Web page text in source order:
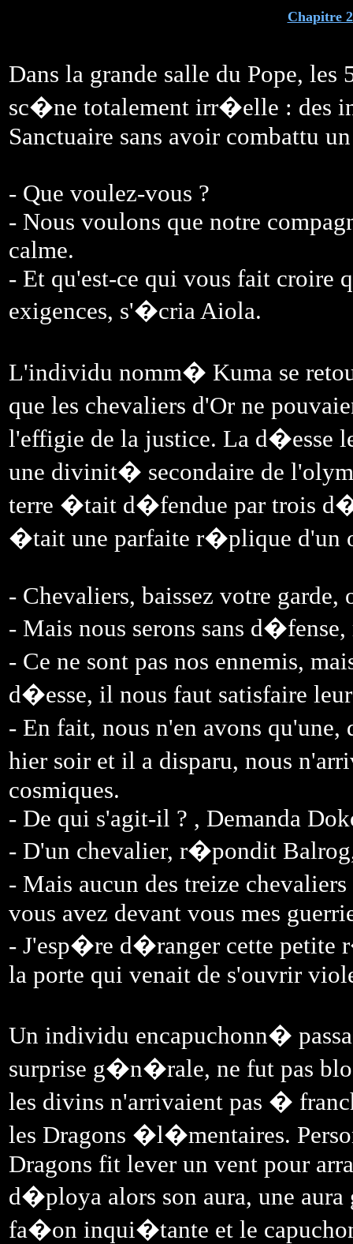
Chapitre
Dans la grande salle du Pope,
sc�ne totalement irr�elle : des
Sanctuaire sans avoir combattu
- Que voulez-vous ?
- Nous voulons que notre
calme.
- Et qu'est-ce qui vous fait croire
exigences, s'�cria Aiola.
L'individu nomm� Kuma se
que les chevaliers d'Or ne
l'effigie de la justice. La d�esse
une divinit� secondaire de
terre �tait d�fendue par trois
�tait une parfaite r�plique d'un
- Chevaliers, baissez votre garde,
- Mais nous serons sans
- Ce ne sont pas nos ennemis,
d�esse, il nous faut satisfaire
- En fait, nous n'en avons
hier soir et il a disparu, nous
cosmiques.
- De qui s'agit-il ? , Demanda
- D'un chevalier, r�pondit
- Mais aucun des treize
vous avez devant vous mes
- J'esp�re d�ranger cette petite
la porte qui venait de s'ouvrir
Un individu encapuchonn�
surprise g�n�rale, ne fut pas
les divins n'arrivaient pas �
les Dragons �l�mentaires.
Dragons fit lever un vent pour
d�ploya alors son aura, une
fa�on inqui�tante et le